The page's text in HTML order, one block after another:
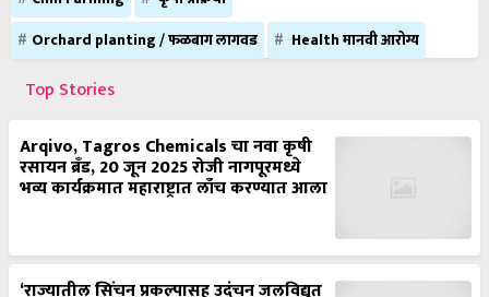
Orchard planting / फळबाग लागवड
Health मानवी आरोग्य
Top Stories
Arqivo, Tagros Chemicals चा नवा कृषी
रसायन ब्रँड, 20 जून 2025 रोजी नागपूरमध्ये
भव्य कार्यक्रमात महाराष्ट्रात लाँच करण्यात आला
‘राज्यातील सिंचन प्रकल्पासह उदंचन जलविद्युत